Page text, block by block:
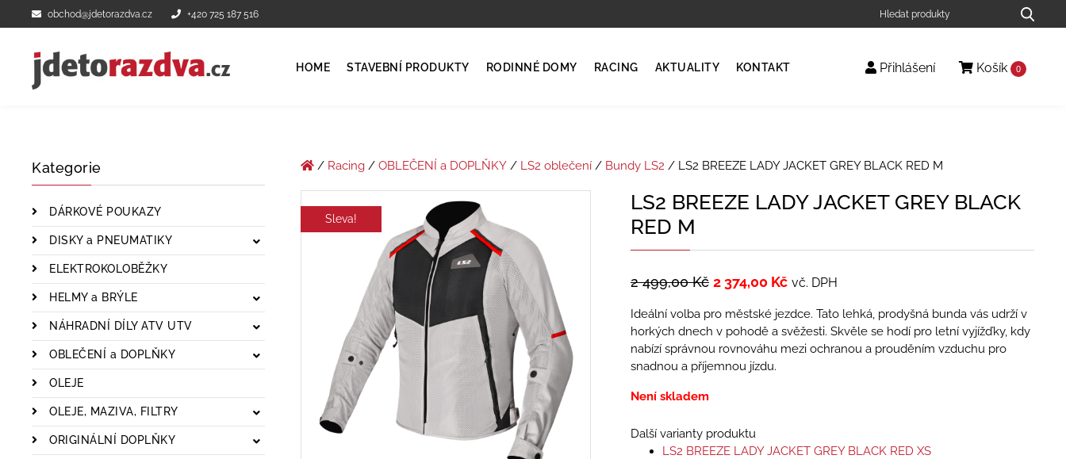
obchod@jdetorazdva.cz +420 725 187 516
HOME STAVEBNÍ PRODUKTY RODINNÉ DOMY RACING AKTUALITY KONTAKT Přihlášení Košík 0
Kategorie
DÁRKOVÉ POUKAZY
DISKY a PNEUMATIKY
ELEKTROKOLOBĚŽKY
HELMY a BRÝLE
NÁHRADNÍ DÍLY ATV UTV
OBLEČENÍ a DOPLŇKY
OLEJE
OLEJE, MAZIVA, FILTRY
ORIGINÁLNÍ DOPLŇKY
/ Racing/ OBLEČENÍ a DOPLŇKY/ LS2 oblečení/ Bundy LS2 / LS2 BREEZE LADY JACKET GREY BLACK RED M
Sleva!
LS2 BREEZE LADY JACKET GREY BLACK
RED M
2 499,00Kč 2 374,00 Kč vč. DPH
Ideální volba pro městské jezdce. Tato lehká, prodyšná bunda vás udrží v
horkých dnech v pohodě a svěžesti. Skvěle se hodí pro letní vyjížďky, kdy
nabízí správnou rovnováhu mezi ochranou a prouděním vzduchu pro
snadnou a příjemnou jízdu.
Není skladem
Další varianty produktu
LS2 BREEZE LADY JACKET GREY BLACK RED XS